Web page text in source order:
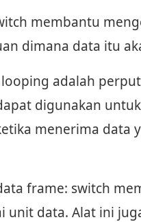
membantu
dimana data itu
adalah
digunakan
menerima data
frame: switch
unit data. Alat ini